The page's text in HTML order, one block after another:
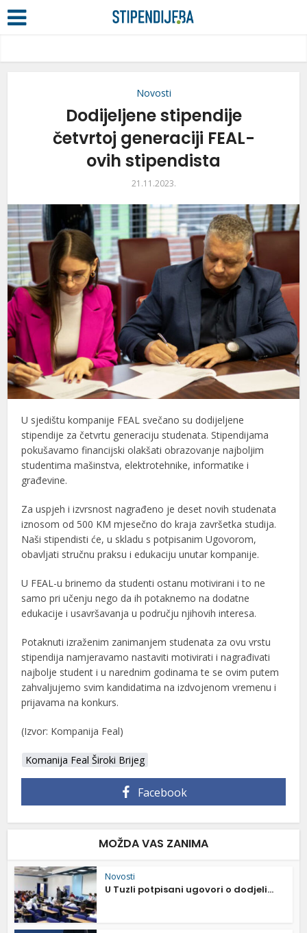
Novosti
Dodijeljene stipendije
četvrtoj generaciji FEAL-
ovih stipendista
21.11.2023.
U sjedištu kompanije FEAL svečano su dodijeljene
stipendije za četvrtu generaciju studenata. Stipendijama
pokušavamo financijski olakšati obrazovanje najboljim
studentima mašinstva, elektrotehnike, informatike i
građevine.
Za uspjeh i izvrsnost nagrađeno je deset novih studenata
iznosom od 500 KM mjesečno do kraja završetka studija.
Naši stipendisti će, u skladu s potpisanim Ugovorom,
obavljati stručnu praksu i edukaciju unutar kompanije.
U FEAL-u brinemo da studenti ostanu motivirani i to ne
samo pri učenju nego da ih potaknemo na dodatne
edukacije i usavršavanja u području njihovih interesa.
Potaknuti izraženim zanimanjem studenata za ovu vrstu
stipendija namjeravamo nastaviti motivirati i nagrađivati
najbolje student i u narednim godinama te se ovim putem
zahvaljujemo svim kandidatima na izdvojenom vremenu i
prijavama na konkurs.
(Izvor: Kompanija Feal)
Komanija Feal Široki Brijeg
Facebook
MOŽDA VAS ZANIMA
Novosti
U Tuzli potpisani ugovori o dodjeli...